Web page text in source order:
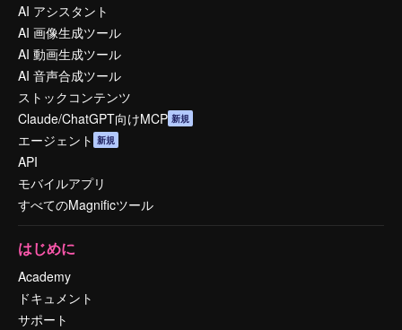
AI アシスタント
AI 画像生成ツール
AI 動画生成ツール
AI 音声合成ツール
ストックコンテンツ
Claude/ChatGPT向けMCP 新規
エージェント 新規
API
モバイルアプリ
すべてのMagnificツール
はじめに
Academy
ドキュメント
サポート